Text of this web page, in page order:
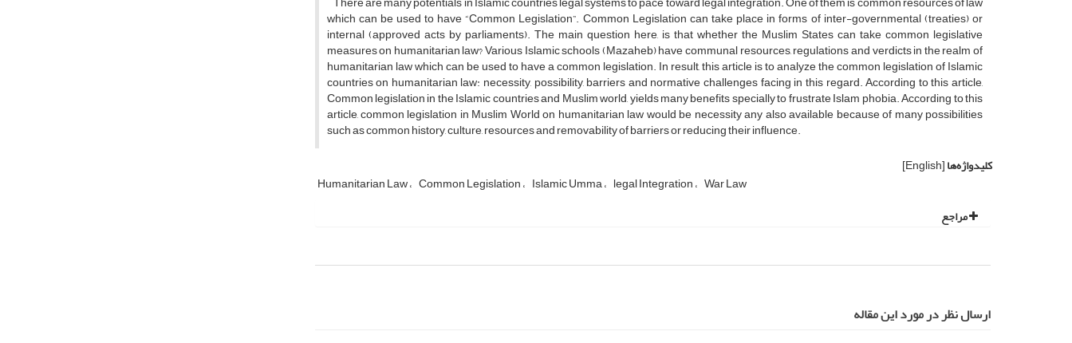
which can be used to have “Common Legislation”. Common Legislation can take place in forms of inter-governmental (treaties) or
internal (approved acts by parliaments). The main question here, is that whether the Muslim States can take common legislative
measures on humanitarian law? Various Islamic schools (Mazaheb) have communal resources, regulations and verdicts in the realm of
humanitarian law which can be used to have a common legislation. In result, this article is to analyze the common legislation of Islamic
countries on humanitarian law: necessity, possibility, barriers and normative challenges facing in this regard. According to this article,
Common legislation in the Islamic countries and Muslim world, yields many benefits specially to frustrate Islam phobia. According to this
article, common legislation in Muslim World on humanitarian law would be necessity any also available because of many possibilities
such as common history, culture, resources and removability of barriers or reducing their influence.
کلیدواژه‌ها[English]
Humanitarian Law Common Legislation Islamic Umma legal Integration War Law
مراجع
ارسال نظر در مورد این مقاله